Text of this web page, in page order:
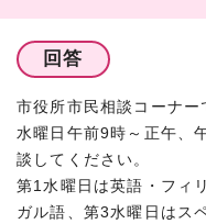
回答
市役所市民相談コーナ
水曜日午前9時～正午、
談してください。
第1水曜日は英語・フィ
ガル語、第3水曜日はス